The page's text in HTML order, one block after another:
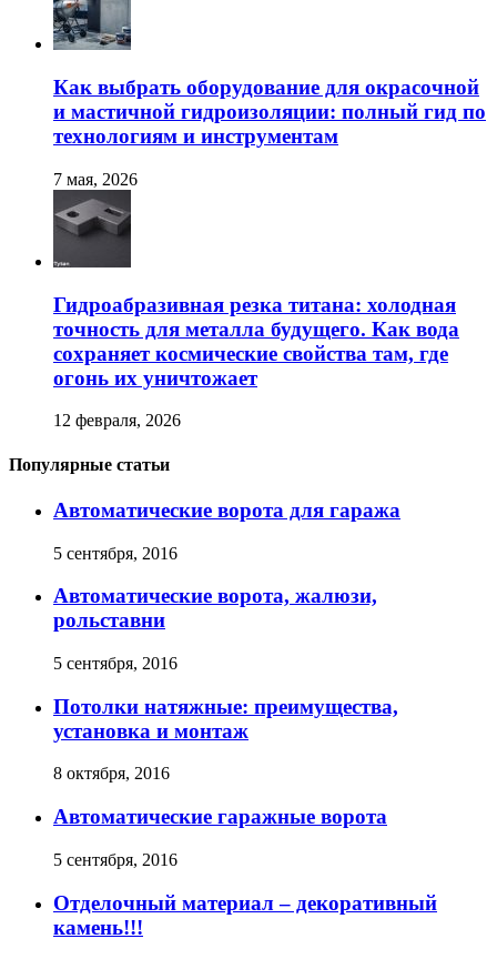
Как выбрать оборудование для окрасочной
и мастичной гидроизоляции: полный гид по
технологиям и инструментам
7 мая, 2026
Гидроабразивная резка титана: холодная
точность для металла будущего. Как вода
сохраняет космические свойства там, где
огонь их уничтожает
12 февраля, 2026
Популярные статьи
Автоматические ворота для гаража
5 сентября, 2016
Автоматические ворота, жалюзи,
рольставни
5 сентября, 2016
Потолки натяжные: преимущества,
установка и монтаж
8 октября, 2016
Автоматические гаражные ворота
5 сентября, 2016
Отделочный материал – декоративный
камень!!!